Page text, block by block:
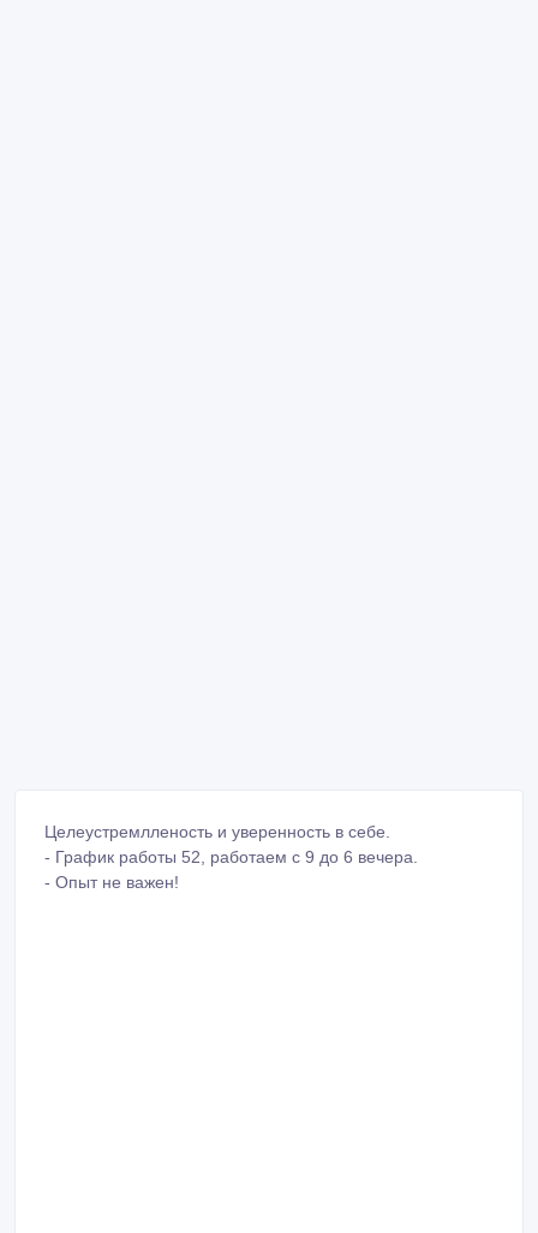
Целеустремлленость и уверенность в себе.
- График работы 52, работаем с 9 до 6 вечера.
- Опыт не важен!